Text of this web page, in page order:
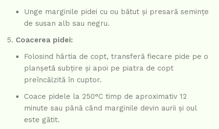
Unge marginile pidei cu ou bătut și presară semințe
de susan alb sau negru.
Coacerea pidei:
Folosind hârtia de copt, transferă fiecare pide pe o
planșetă subțire și apoi pe piatra de copt
preîncălzită în cuptor.
Coace pidele la 250°C timp de aproximativ 12
minute sau până când marginile devin aurii și oul
este gătit.